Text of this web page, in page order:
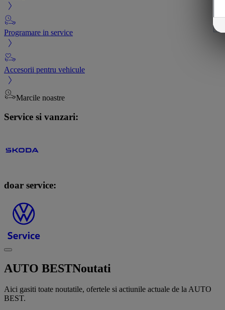
Programare in service
Accesorii pentru vehicule
Marcile noastre
Service si vanzari:
doar service:
AUTO BESTNoutati
Aici gasiti toate noutatile, ofertele si actiunile actuale de la AUTO
BEST.